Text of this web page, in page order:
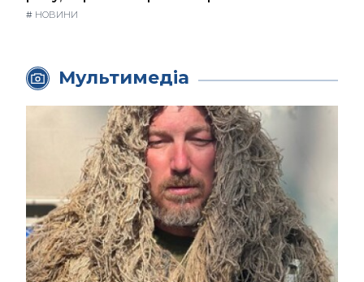
# НОВИНИ
Мультимедіа